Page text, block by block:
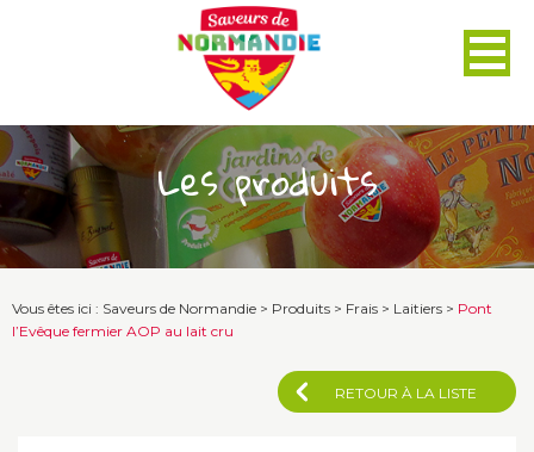
Les produits
Vous êtes ici : Saveurs de Normandie > Produits > Frais > Laitiers > Pont
l’Evêque fermier AOP au lait cru
RETOUR À LA LISTE
Panneau de gestion des cookies